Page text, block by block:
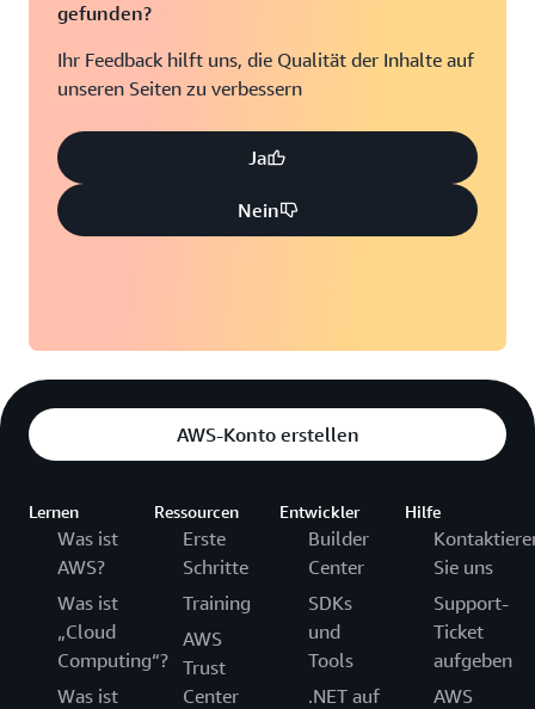
gefunden?
Ihr Feedback hilft uns, die Qualität der Inhalte auf
unseren Seiten zu verbessern
Ja
Nein
AWS-Konto erstellen
Lernen
Was ist
AWS?
Was ist
„Cloud
Computing“?
Was ist
Ressourcen
Erste
Schritte
Training
AWS
Trust
Center
Entwickler
Builder
Center
SDKs
und
Tools
.NET auf
Hilfe
Sie uns
Support-
Ticket
aufgeben
AWS